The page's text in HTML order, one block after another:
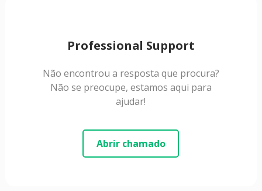
Professional Support
Não encontrou a resposta que procura?
Não se preocupe, estamos aqui para
ajudar!
Abrir chamado